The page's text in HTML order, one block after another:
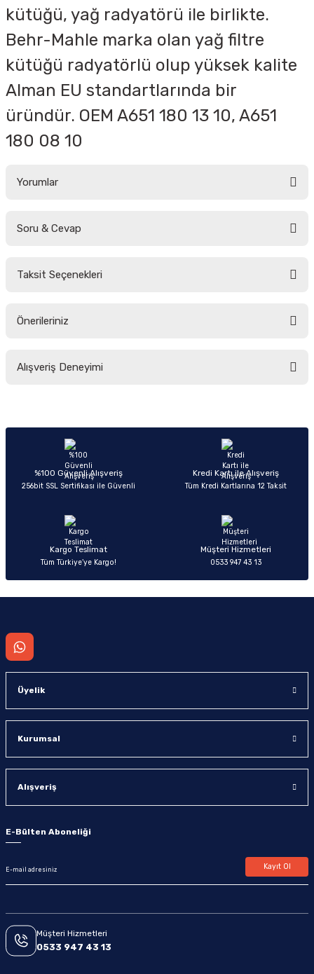
kütüğü, yağ radyatörü ile birlikte.
Behr-Mahle marka olan yağ filtre
kütüğü radyatörlü olup yüksek kalite
Alman EU standartlarında bir
üründür. OEM A651 180 13 10, A651
180 08 10
Yorumlar
Soru & Cevap
Taksit Seçenekleri
Önerileriniz
yetersiz gördüğünüz noktaları öneri formunu kullanarak tarafımıza
Ürün açıklamasında eksik bilgiler bulunuyor.
Ürün bilgilerinde hatalar bulunuyor.
Ürün fiyatı diğer sitelerden daha pahalı.
Alışveriş Deneyimi
Sitemize ilk yorumu siz yapın!
%100 Güvenli Alışveriş
256bit SSL Sertifikası ile Güvenli
Kredi Kartı ile Alışveriş
Tüm Kredi Kartlarına 12 Taksit
Kargo Teslimat
Tüm Türkiye’ye Kargo!
Müşteri Hizmetleri
0533 947 43 13
Üyelik
Kurumsal
Alışveriş
E-Bülten Aboneliği
Kayıt Ol
Müşteri Hizmetleri
0533 947 43 13